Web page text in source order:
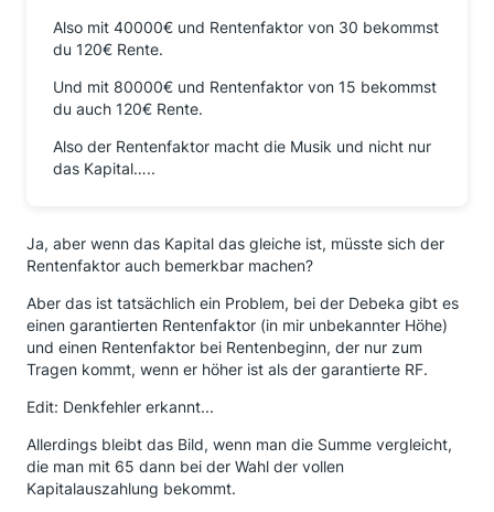
Also mit 40000€ und Rentenfaktor von 30 bekommst
du 120€ Rente.
Und mit 80000€ und Rentenfaktor von 15 bekommst
du auch 120€ Rente.
Also der Rentenfaktor macht die Musik und nicht nur
das Kapital…..
Ja, aber wenn das Kapital das gleiche ist, müsste sich der
Rentenfaktor auch bemerkbar machen?
Aber das ist tatsächlich ein Problem, bei der Debeka gibt es
einen garantierten Rentenfaktor (in mir unbekannter Höhe)
und einen Rentenfaktor bei Rentenbeginn, der nur zum
Tragen kommt, wenn er höher ist als der garantierte RF.
Edit: Denkfehler erkannt...
Allerdings bleibt das Bild, wenn man die Summe vergleicht,
die man mit 65 dann bei der Wahl der vollen
Kapitalauszahlung bekommt.